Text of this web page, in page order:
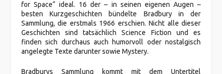
for Space“ ideal. 16 der – in seinen eigenen Augen –
besten Kurzgeschichten bündelte Bradbury in der
Sammlung, die erstmals 1966 erschien. Nicht alle dieser
Geschichten sind tatsächlich Science Fiction und es
finden sich durchaus auch humorvoll oder nostalgisch
angelegte Texte darunter sowie Mystery.
Bradburys Sammlung kommt mit dem Untertitel